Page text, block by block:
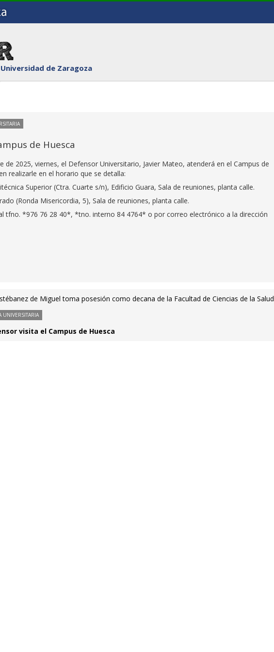
Universidad de Zaragoza
de Huesca
de 2025, viernes, el Defensor Universitario, Javier Mateo, atenderá en el Campus de
realizarle en el horario que se detalla:
Superior (Ctra. Cuarte s/n), Edificio Guara, Sala de reuniones, planta calle.
(Ronda Misericordia, 5), Sala de reuniones, planta calle.
tfno. *976 76 28 40*, *tno. interno 84 4764* o por correo electrónico a la dirección
de Miguel toma posesión como decana de la Facultad de Ciencias de la Salud
UNIVERSITARIA
visita el Campus de Huesca